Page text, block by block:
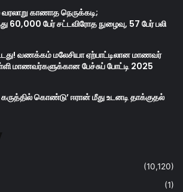
காணாத நெருக்கடி;
60,000 பேர் சட்டவிரோத நுழைவு, 57 பேர் பலி
வணக்கம் மலேசியா ஏற்பாட்டிலான மாணவர்
மாணவர்களுக்கான பேச்சுப் போட்டி 2025
கொண்டு’ ஈரான் மீது உடனடி தாக்குதல்
(10,120)
(1)